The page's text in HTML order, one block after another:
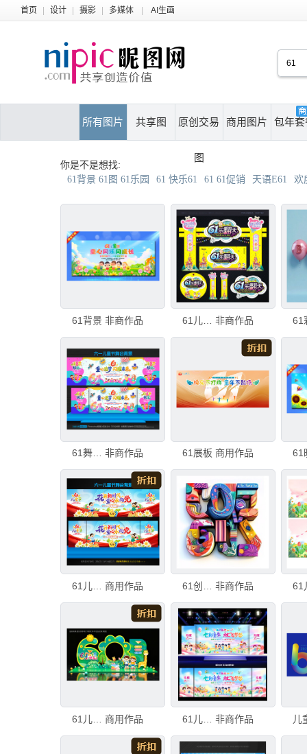
首页 设计 摄影 多媒体 AI生画
所有图片 共享图 原创交易
图
商用图片 包年套
你是不是想找:
61背景 61图 61乐园 61 快乐61 61 61促销 天语E61 欢
61背景 非商作品 61儿童节 非商作品
61舞台背景 非商作品 61展板 商用作品
商用作品 非商作品
商用作品 61儿童节 非商作品